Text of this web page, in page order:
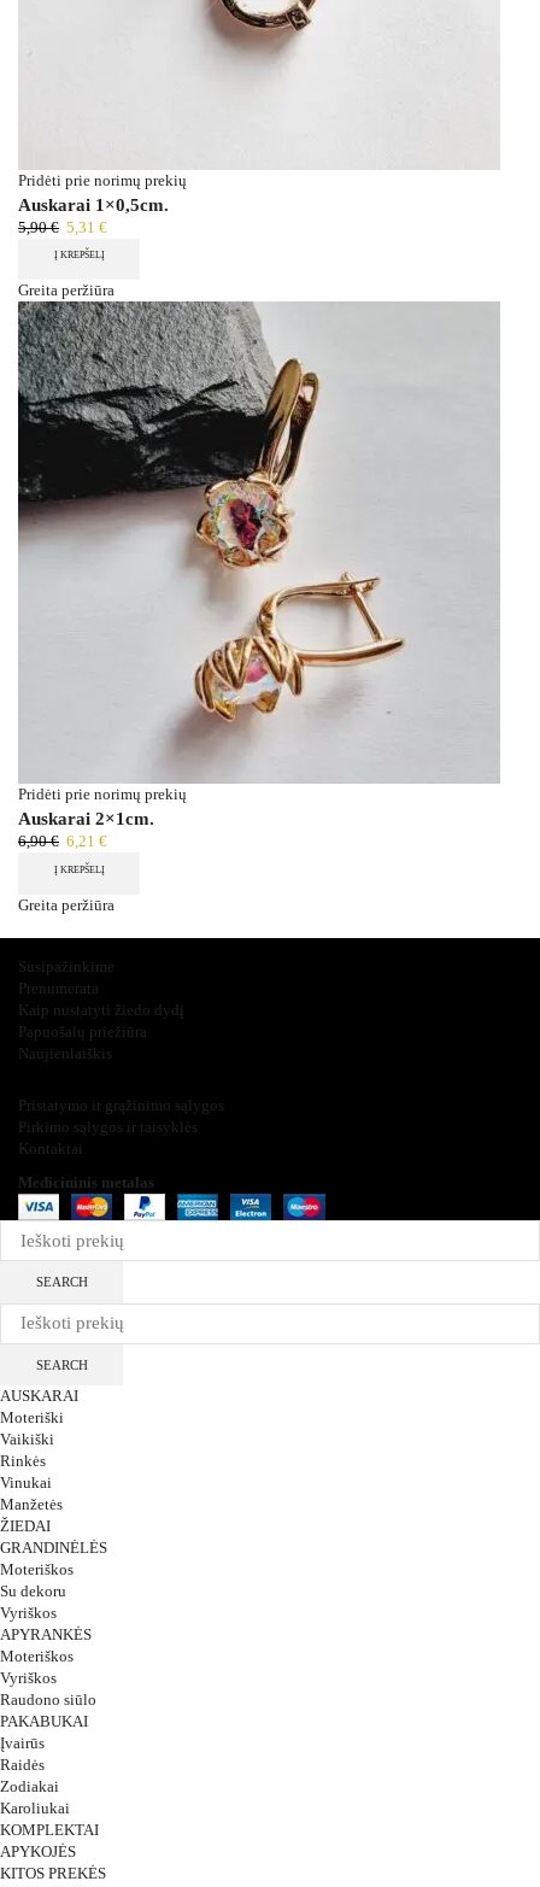
Pridėti prie norimų prekių
Auskarai 1×0,5cm.
5,90€ 5,31 €
Į KREPŠELĮ
Greita peržiūra
Pridėti prie norimų prekių
Auskarai 2×1cm.
6,90€ 6,21 €
Į KREPŠELĮ
Greita peržiūra
Susipažinkime
Prenumerata
Kaip nustatyti žiedo dydį
Papuošalų priežiūra
Naujienlaiškis
Pristatymo ir grąžinimo sąlygos
Pirkimo sąlygos ir taisyklės
Kontaktai
Medicininis metalas
SEARCH
SEARCH
AUSKARAI
Moteriški
Vaikiški
Rinkės
Vinukai
Manžetės
ŽIEDAI
GRANDINĖLĖS
Moteriškos
Su dekoru
Vyriškos
APYRANKĖS
Moteriškos
Vyriškos
Raudono siūlo
PAKABUKAI
Įvairūs
Raidės
Zodiakai
Karoliukai
KOMPLEKTAI
APYKOJĖS
KITOS PREKĖS